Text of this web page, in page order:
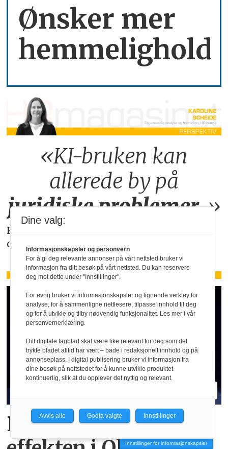
Ønsker mer
hemmelighold
«KI-bruken kan
allerede by på
juridiskeproblemer.»
KAROLINE SCHEIDE
oppmerksom på de faktiske forholdene.
Hva er egentlig KI-
Innstillinger for informasjonskapsler
Dine valg:
Informasjonskapsler og personvern
For å gi deg relevante annonser på vårt nettsted bruker vi
informasjon fra ditt besøk på vårt nettsted. Du kan reservere
deg mot dette under "Innstillinger".
For øvrig bruker vi informasjonskapsler og lignende verktøy for
analyse, for å sammenligne nettlesere, tilpasse innhold til deg
og for å utvikle og tilby nødvendig funksjonalitet. Les mer i vår
personvernerklæring.
Ditt digitale fagblad skal være like relevant for deg som det
trykte bladet alltid har vært – bade i redaksjonelt innhold og på
annonseplass. I digital publisering bruker vi informasjon fra
dine besøk på nettstedet for å kunne utvikle produktet
kontinuerlig, slik at du opplever det nyttig og relevant.
Avvis alle Godta valgte Innstillinger